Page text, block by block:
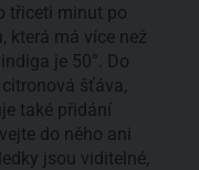
třiceti minut po
která má více než
je 50°. Do
šťáva,
také přidání
do něho ani
jsou viditelné,